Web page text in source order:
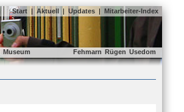
Start | Aktuell | Updates | Mitarbeiter-Index
Museum Fehmarn Rügen Usedom